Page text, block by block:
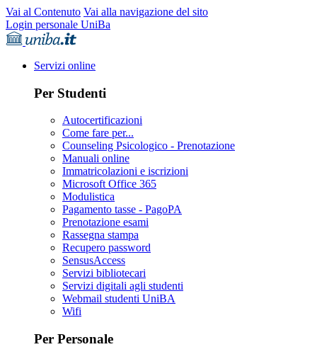
Vai al Contenuto Vai alla navigazione del sito
Login personale UniBa
Servizi online
Per Studenti
Autocertificazioni
Come fare per...
Counseling Psicologico - Prenotazione
Manuali online
Immatricolazioni e iscrizioni
Microsoft Office 365
Modulistica
Pagamento tasse - PagoPA
Prenotazione esami
Rassegna stampa
Recupero password
SensusAccess
Servizi bibliotecari
Servizi digitali agli studenti
Webmail studenti UniBA
Wifi
Per Personale